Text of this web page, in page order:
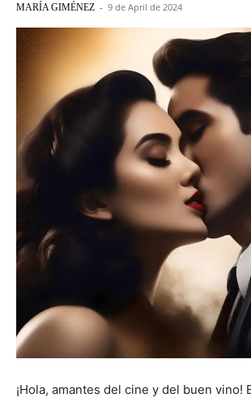
MARÍA GIMÉNEZ - 9 de April de 2024
¡Hola, amantes del cine y del buen vino!